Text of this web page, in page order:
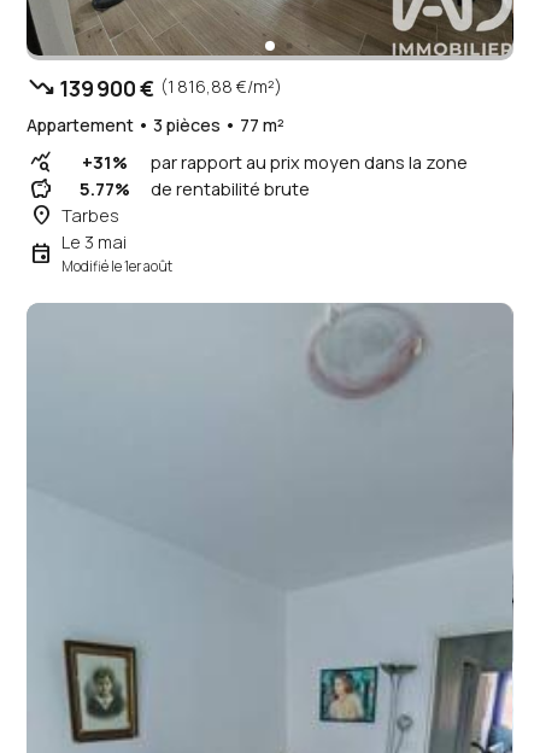
trending_down 139 900 € (1 816,88 €/m²)
Appartement • 3 pièces • 77 m²
query_stats +31% par rapport au prix moyen dans la zone
savings 5.77% de rentabilité brute
place Tarbes
event Le 3 mai
Modifié le 1er août